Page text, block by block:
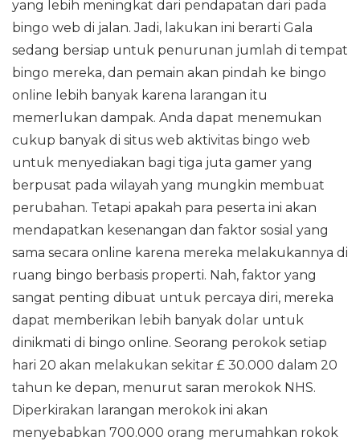
yang lebih meningkat dari pendapatan dari pada
bingo web di jalan. Jadi, lakukan ini berarti Gala
sedang bersiap untuk penurunan jumlah di tempat
bingo mereka, dan pemain akan pindah ke bingo
online lebih banyak karena larangan itu
memerlukan dampak. Anda dapat menemukan
cukup banyak di situs web aktivitas bingo web
untuk menyediakan bagi tiga juta gamer yang
berpusat pada wilayah yang mungkin membuat
perubahan. Tetapi apakah para peserta ini akan
mendapatkan kesenangan dan faktor sosial yang
sama secara online karena mereka melakukannya di
ruang bingo berbasis properti. Nah, faktor yang
sangat penting dibuat untuk percaya diri, mereka
dapat memberikan lebih banyak dolar untuk
dinikmati di bingo online. Seorang perokok setiap
hari 20 akan melakukan sekitar £ 30.000 dalam 20
tahun ke depan, menurut saran merokok NHS.
Diperkirakan larangan merokok ini akan
menyebabkan 700.000 orang merumahkan rokok